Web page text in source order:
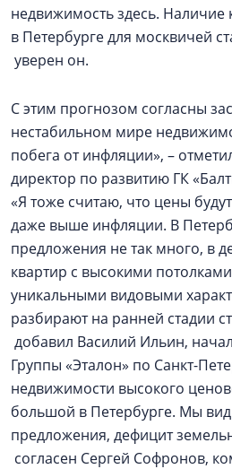
недвижимость здесь. Наличие
в Петербурге для москвичей
уверен он.
С этим прогнозом согласны
нестабильном мире
побега от инфляции», –
директор по развитию ГК
«Я тоже считаю, что цены
даже выше инфляции. В
предложения не так много, в
квартир с высокими
уникальными видовыми
разбирают на ранней стадии
добавил Василий Ильин,
Группы «Эталон» по Санкт-
недвижимости высокого
большой в Петербурге. Мы
предложения, дефицит
согласен Сергей Софронов,